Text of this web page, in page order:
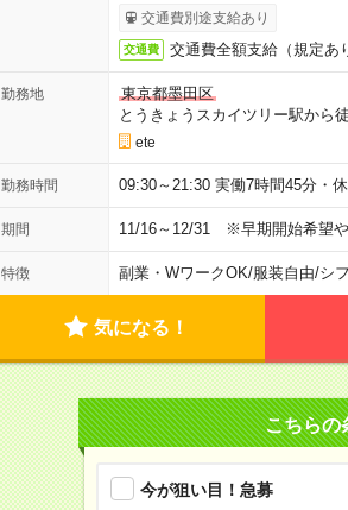
交通費別途支給あり
交通費 交通費全額支給（規定あ
勤務地
東京都墨田区
とうきょうスカイツリー駅から
ete
勤務時間 09:30～21:30 実働7時間45分・
期間 11/16～12/31 ※早期開始希望や
特徴 副業・WワークOK/服装自由/シ
気になる！
こちらの
今が狙い目！急募